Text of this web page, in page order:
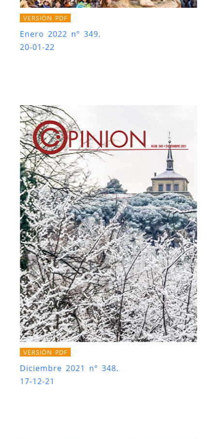
VERSIÓN PDF
Enero 2022 nº 349.
20-01-22
VERSIÓN PDF
Diciembre 2021 nº 348.
17-12-21